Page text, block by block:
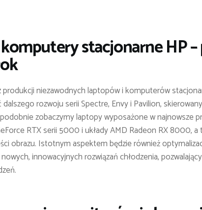
stacjonarne HP
produkcji niezawodnych laptopów i komputerów
rozwoju serii Spectre, Envy i Pavilion,
zobaczymy laptopy wyposażone w najnowsze
RTX serii 5000 i układy AMD Radeon RX 8000, a
obrazu. Istotnym aspektem będzie również
innowacyjnych rozwiązań chłodzenia,